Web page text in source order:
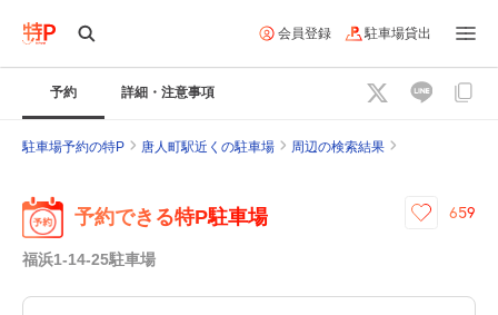
会員登録 駐車場貸出
予約 詳細・注意事項
駐車場予約の特P 唐人町駅近くの駐車場 周辺の検索結果
予約できる特P駐車場
福浜1-14-25駐車場
659